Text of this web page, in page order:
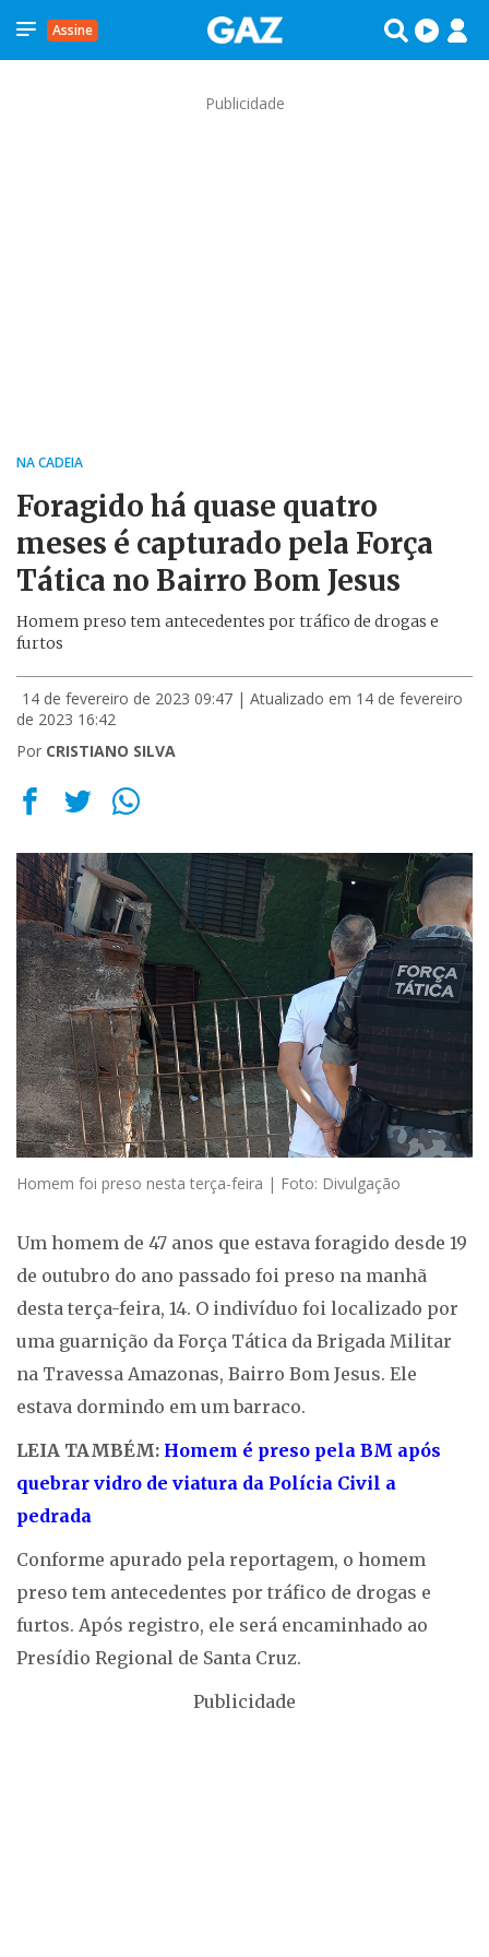
Assine
Publicidade
NA CADEIA
Foragido há quase quatro
meses é capturado pela Força
Tática no Bairro Bom Jesus
Homem preso tem antecedentes por tráfico de drogas e
furtos
14 de fevereiro de 2023 09:47 | Atualizado em 14 de fevereiro
de 2023 16:42
Por CRISTIANO SILVA
Homem foi preso nesta terça-feira | Foto: Divulgação
Um homem de 47 anos que estava foragido desde 19
de outubro do ano passado foi preso na manhã
desta terça-feira, 14. O indivíduo foi localizado por
uma guarnição da Força Tática da Brigada Militar
na Travessa Amazonas, Bairro Bom Jesus. Ele
estava dormindo em um barraco.
LEIA TAMBÉM: Homem é preso pela BM após
quebrar vidro de viatura da Polícia Civil a
pedrada
Conforme apurado pela reportagem, o homem
preso tem antecedentes por tráfico de drogas e
furtos. Após registro, ele será encaminhado ao
Presídio Regional de Santa Cruz.
Publicidade